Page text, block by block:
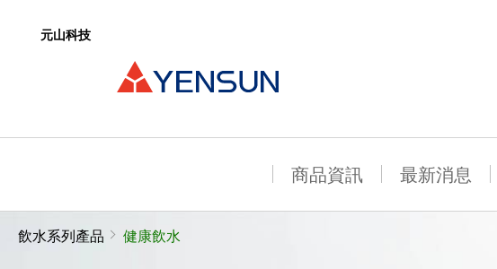
元山科技
商品資訊 最新消息
飲水系列產品 健康飲水